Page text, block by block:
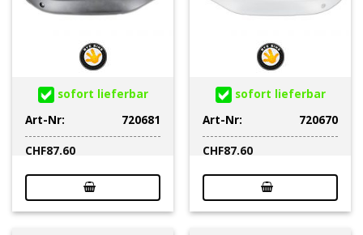
sofort lieferbar
Art-Nr:
720681
CHF87.60
sofort lieferbar
Art-Nr:
720670
CHF87.60